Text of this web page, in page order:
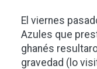
El viernes
Azules que
ghanés
gravedad (lo